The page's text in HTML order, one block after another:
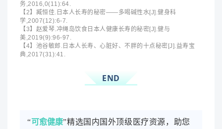
务,2016,0(11):64.
【2】臧恒佳.日本人长寿的秘密——多喝碱性水[J].健身科
学,2007(12):6-7.
【3】赵爱琴.冲绳岛饮食日本人健康长寿的秘密[J].健与
美,2019(9):96-97.
【4】池谷敏郎.日本人长寿、心脏好、不胖的十点秘密[J].益寿宝
典,2017(31):41.
END
“可愈健康”精选国内国外顶级医疗资源，助您